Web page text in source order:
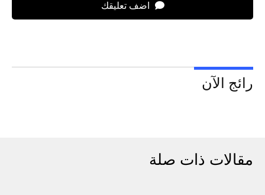
اضف تعليقك
رائج الآن
مقالات ذات صلة